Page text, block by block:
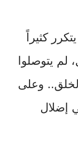
كثيراً
يتوصلوا
وعلى
إضلال